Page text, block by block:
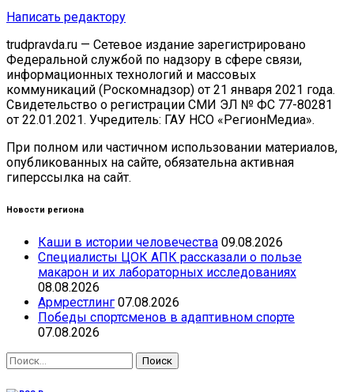
Написать редактору
trudpravda.ru — Сетевое издание зарегистрировано
Федеральной службой по надзору в сфере связи,
информационных технологий и массовых
коммуникаций (Роскомнадзор) от 21 января 2021 года.
Свидетельство о регистрации СМИ ЭЛ № ФС 77-80281
от 22.01.2021. Учредитель: ГАУ НСО «РегионМедиа».
При полном или частичном использовании материалов,
опубликованных на сайте, обязательна активная
гиперссылка на сайт.
Новости региона
Каши в истории человечества 09.08.2026
Специалисты ЦОК АПК рассказали о пользе
макарон и их лабораторных исследованиях
08.08.2026
Армрестлинг 07.08.2026
Победы спортсменов в адаптивном спорте
07.08.2026
Найти: